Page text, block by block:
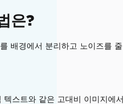
은?
배경에서 분리하고 노이즈를
스트와 같은 고대비 이미지